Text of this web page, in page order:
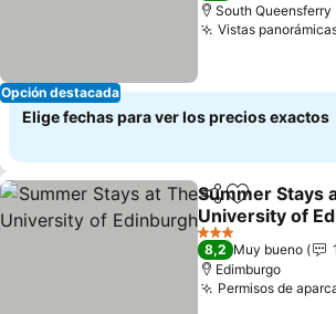
Opción destacada
South Queensferry
Vistas
Elige fechas para ver los precios exactos
CompartirAgregar a
Summer Stays
University of
3 Estrellas
8,2 Muy bueno
Edimburgo
Permisos de